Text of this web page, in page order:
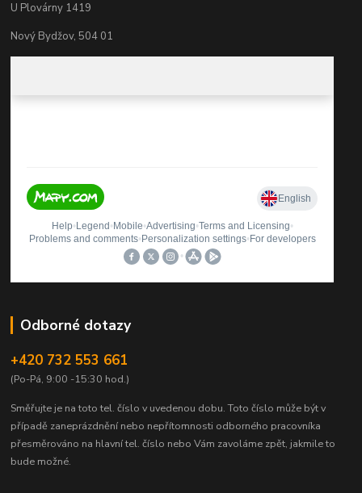
U Plovárny 1419
Nový Bydžov, 504 01
Odborné dotazy
+420 732 553 661
(Po-Pá, 9:00 -15:30 hod.)
Směřujte je na toto tel. číslo v uvedenou dobu. Toto číslo může být v
případě zaneprázdnění nebo nepřítomnosti odborného pracovníka
přesměrováno na hlavní tel. číslo nebo Vám zavoláme zpět, jakmile to
bude možné.